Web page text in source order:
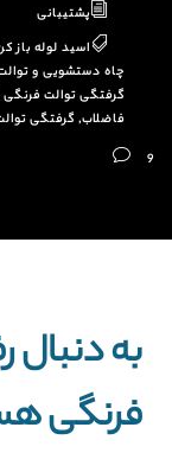
پشتیبانی
اسید لوله باز
چاه دستشویی و
گرفتگی توالت فرنگی
فاضلاب,گرفتگی
9
به دنبال
فرنگی